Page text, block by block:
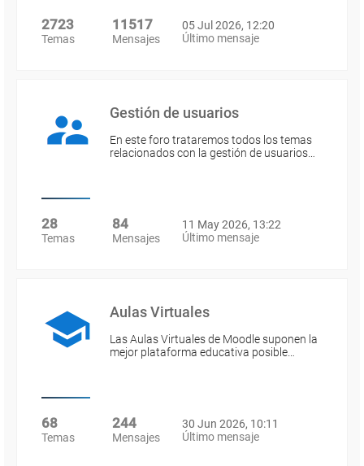
2723
Temas
11517
Mensajes
05 Jul 2026, 12:20
Último mensaje
Gestión de usuarios
En este foro trataremos todos los temas
relacionados con la gestión de usuarios…
28
Temas
84
Mensajes
11 May 2026, 13:22
Último mensaje
Aulas Virtuales
Las Aulas Virtuales de Moodle suponen la
mejor plataforma educativa posible…
68
Temas
244
Mensajes
30 Jun 2026, 10:11
Último mensaje